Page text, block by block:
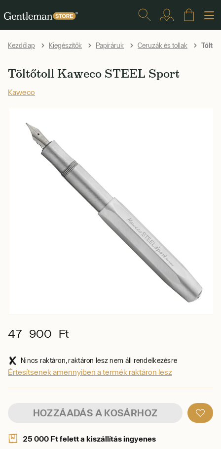
Kezdőlap Kiegészítők Papíráruk Ceruzák és tollak
Töltőtoll Kaweco STEEL Sport
Kaweco
47 900 Ft
Nincs raktáron, raktáron lesz nem áll rendelkezésre
Értesítsenek amennyiben a termék raktáron lesz
HOZZÁADÁS A KOSÁRHOZ
25 000 Ft felett a kiszállítás ingyenes